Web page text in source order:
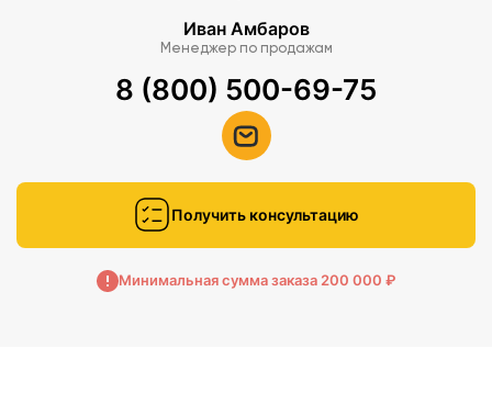
Иван Амбаров
Менеджер по продажам
8 (800) 500-69-75
Получить консультацию
Минимальная сумма заказа 200 000 ₽